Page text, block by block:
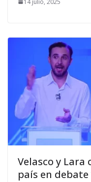
Velasco y
país en